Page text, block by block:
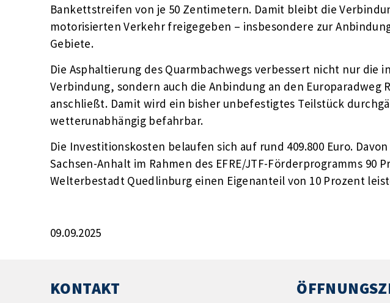
Bankettstreifen von je 50 Zentimetern. Damit bleibt die
motorisierten Verkehr freigegeben – insbesondere zur
Gebiete.
Die Asphaltierung des Quarmbachwegs verbessert nicht nur die
Verbindung, sondern auch die Anbindung an den Europaradweg
anschließt. Damit wird ein bisher unbefestigtes Teilstück
wetterunabhängig befahrbar.
Die Investitionskosten belaufen sich auf rund 409.800 Euro.
Sachsen-Anhalt im Rahmen des EFRE/JTF-Förderprogramms 90
Welterbestadt Quedlinburg einen Eigenanteil von 10 Prozent
09.09.2025
KONTAKT